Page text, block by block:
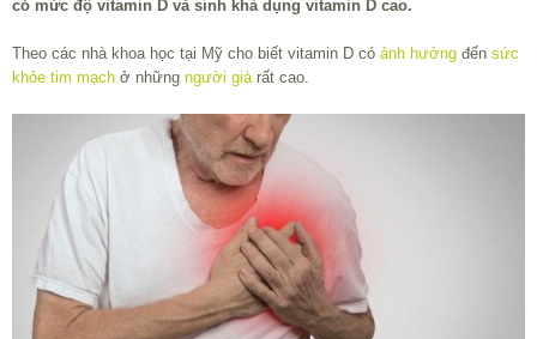
có mức độ vitamin D và sinh khả dụng vitamin D cao.
Theo các nhà khoa học tại Mỹ cho biết vitamin D có ảnh hưởng đến sức
khỏe tim mạch ở những người giàrất cao.